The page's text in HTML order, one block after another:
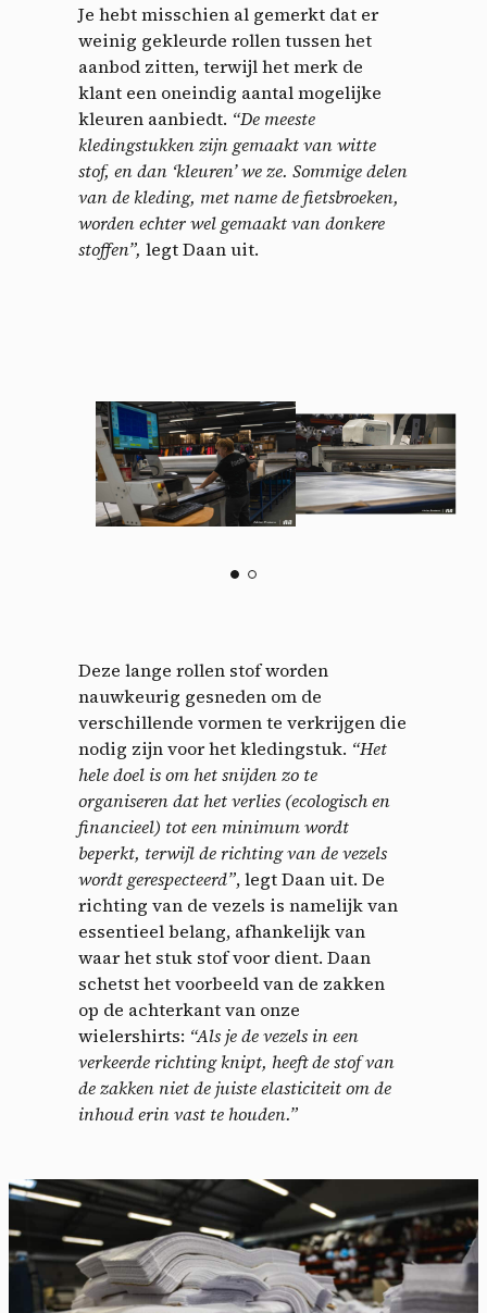
Je hebt misschien al gemerkt dat er
weinig gekleurde rollen tussen het
aanbod zitten, terwijl het merk de
klant een oneindig aantal mogelijke
kleuren aanbiedt. “De meeste
kledingstukken zijn gemaakt van witte
stof, en dan ‘kleuren’ we ze. Sommige delen
van de kleding, met name de fietsbroeken,
worden echter wel gemaakt van donkere
stoffen”, legt Daan uit.
Deze lange rollen stof worden
nauwkeurig gesneden om de
verschillende vormen te verkrijgen die
nodig zijn voor het kledingstuk. “Het
hele doel is om het snijden zo te
organiseren dat het verlies (ecologisch en
financieel) tot een minimum wordt
beperkt, terwijl de richting van de vezels
wordt gerespecteerd”, legt Daan uit. De
richting van de vezels is namelijk van
essentieel belang, afhankelijk van
waar het stuk stof voor dient. Daan
schetst het voorbeeld van de zakken
op de achterkant van onze
wielershirts: “Als je de vezels in een
verkeerde richting knipt, heeft de stof van
de zakken niet de juiste elasticiteit om de
inhoud erin vast te houden.”
Cookies management
By allowing these third party services, you accept their
cookies and the use of tracking technologies necessary for
their proper functioning.
Privacy policy